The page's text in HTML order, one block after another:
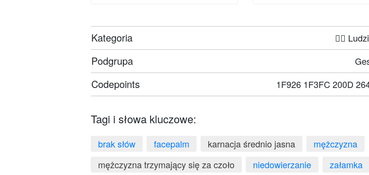
Kategoria 🤦‍♀️
Podgrupa
Codepoints 1F926 1F3FC 200D
Tagi i słowa kluczowe:
brak słów facepalm karnacja średnio jasna
mężczyzna
mężczyzna trzymający się za czoło
niedowierzanie załamka